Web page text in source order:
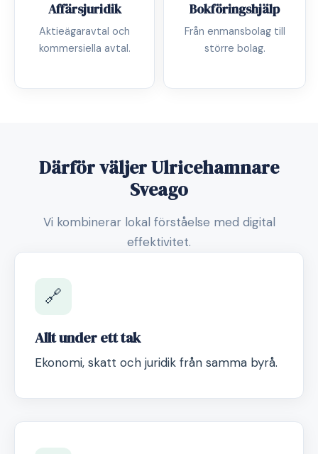
Affärsjuridik
Aktieägaravtal och
kommersiella avtal.
Bokföringshjälp
Från enmansbolag till
större bolag.
Därför väljer Ulricehamnare
Sveago
Vi kombinerar lokal förståelse med digital
effektivitet.
🔗
Allt under ett tak
Ekonomi, skatt och juridik från samma byrå.